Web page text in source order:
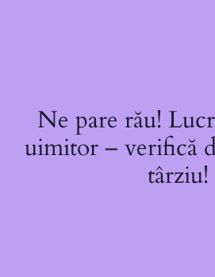
Ne pare rău!
uimitor – verifică
târziu!